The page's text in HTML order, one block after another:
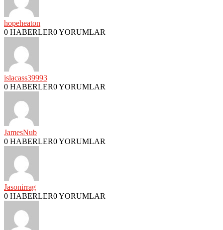
hopeheaton
0 HABERLER0 YORUMLAR
islacass39993
0 HABERLER0 YORUMLAR
JamesNub
0 HABERLER0 YORUMLAR
Jasonirrag
0 HABERLER0 YORUMLAR